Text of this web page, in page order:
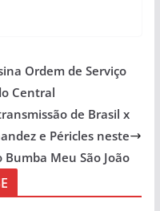
Ordem de Serviço
Central
de Brasil x
e Péricles neste
Meu São João